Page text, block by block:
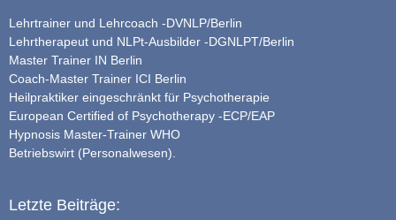
Lehrtrainer und Lehrcoach -DVNLP/Berlin
Lehrtherapeut und NLPt-Ausbilder -DGNLPT/Berlin
Master Trainer IN Berlin
Coach-Master Trainer ICI Berlin
Heilpraktiker eingeschränkt für Psychotherapie
European Certified of Psychotherapy -ECP/EAP
Hypnosis Master-Trainer WHO
Betriebswirt (Personalwesen).
Letzte Beiträge: